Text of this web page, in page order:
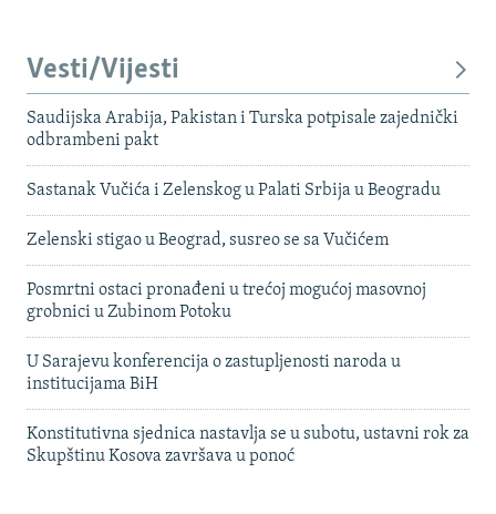
Vesti/Vijesti
Saudijska Arabija, Pakistan i Turska potpisale zajednički
odbrambeni pakt
Sastanak Vučića i Zelenskog u Palati Srbija u Beogradu
Zelenski stigao u Beograd, susreo se sa Vučićem
Posmrtni ostaci pronađeni u trećoj mogućoj masovnoj
grobnici u Zubinom Potoku
U Sarajevu konferencija o zastupljenosti naroda u
institucijama BiH
Konstitutivna sjednica nastavlja se u subotu, ustavni rok za
Skupštinu Kosova završava u ponoć